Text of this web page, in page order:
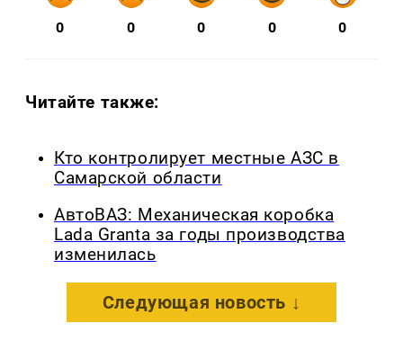
0 0 0 0 0
Читайте также:
Кто контролирует местные АЗС в
Самарской области
АвтоВАЗ: Механическая коробка
Lada Granta за годы производства
изменилась
Следующая новость ↓